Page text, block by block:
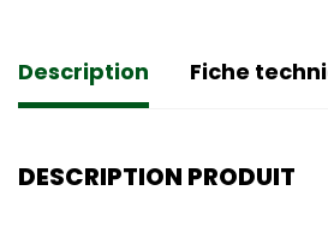
Description Fiche
DESCRIPTION PRODUIT